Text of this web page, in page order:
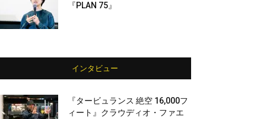
『PLAN 75』
インタビュー
『タービュランス 絶空 16,000フ
ィート』クラウディオ・ファエ